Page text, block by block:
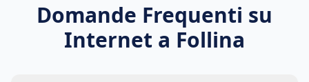
Domande Frequenti su
Internet a Follina